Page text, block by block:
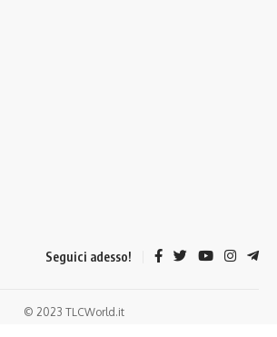
Seguici adesso!
© 2023 TLCWorld.it